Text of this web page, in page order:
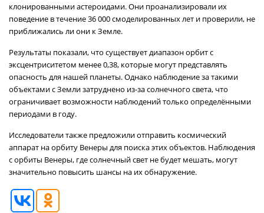
клонированными астероидами. Они проанализировали их
поведение в течение 36 000 смоделированных лет и проверили, не
приближались ли они к Земле.
Результаты показали, что существует диапазон орбит с
эксцентриситетом менее 0,38, которые могут представлять
опасность для нашей планеты. Однако наблюдение за такими
объектами с Земли затруднено из-за солнечного света, что
ограничивает возможности наблюдений только определёнными
периодами в году.
Исследователи также предложили отправить космический
аппарат на орбиту Венеры для поиска этих объектов. Наблюдения
с орбиты Венеры, где солнечный свет не будет мешать, могут
значительно повысить шансы на их обнаружение.